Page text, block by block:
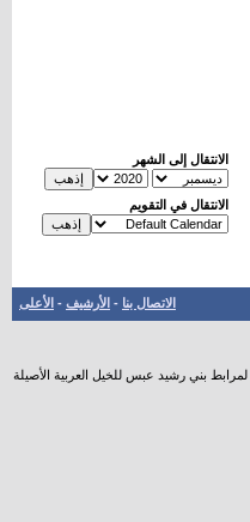
الانتقال إلى الشهر
الانتقال في التقويم
الاتصال بنا - الأرشيف - الأعلى
بني رشيد عبس للخيل العربية الأصيلة